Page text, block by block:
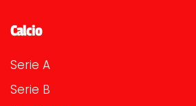
Calcio
Serie A
Serie B